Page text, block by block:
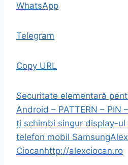
WhatsApp
Telegram
Copy URL
Securitate elementară
Android – PATTERN – PIN
ți schimbi singur display-
telefon mobil SamsungAlex
Ciocanhttp://alexciocan.ro